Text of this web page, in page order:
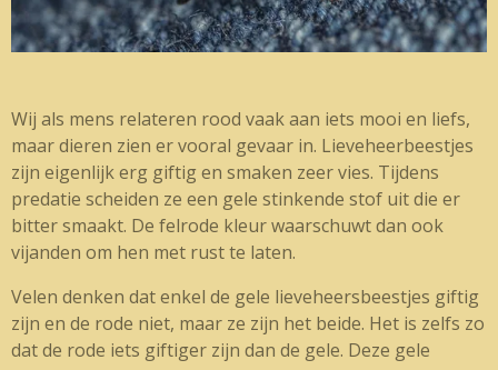
Wij als mens relateren rood vaak aan iets mooi en liefs,
maar dieren zien er vooral gevaar in. Lieveheerbeestjes
zijn eigenlijk erg giftig en smaken zeer vies. Tijdens
predatie scheiden ze een gele stinkende stof uit die er
bitter smaakt. De felrode kleur waarschuwt dan ook
vijanden om hen met rust te laten.
Velen denken dat enkel de gele lieveheersbeestjes giftig
zijn en de rode niet, maar ze zijn het beide. Het is zelfs zo
dat de rode iets giftiger zijn dan de gele. Deze gele